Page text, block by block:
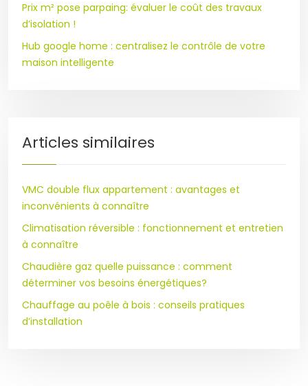
Prix m² pose parpaing: évaluer le coût des travaux
d’isolation !
Hub google home : centralisez le contrôle de votre
maison intelligente
Articles similaires
VMC double flux appartement : avantages et
inconvénients à connaître
Climatisation réversible : fonctionnement et entretien
à connaître
Chaudière gaz quelle puissance : comment
déterminer vos besoins énergétiques?
Chauffage au poêle à bois : conseils pratiques
d’installation